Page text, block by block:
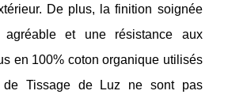
De plus, la finition soignée
agréable et une résistance aux
en 100% coton organique utilisés
de Tissage de Luz ne sont pas